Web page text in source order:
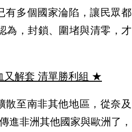
有多個國家淪陷，讓民眾都
為，封鎖、圍堵與清零，才
解套 清單勝利組 ★
至南非其他地區，從奈及
進非洲其他國家與歐洲了，